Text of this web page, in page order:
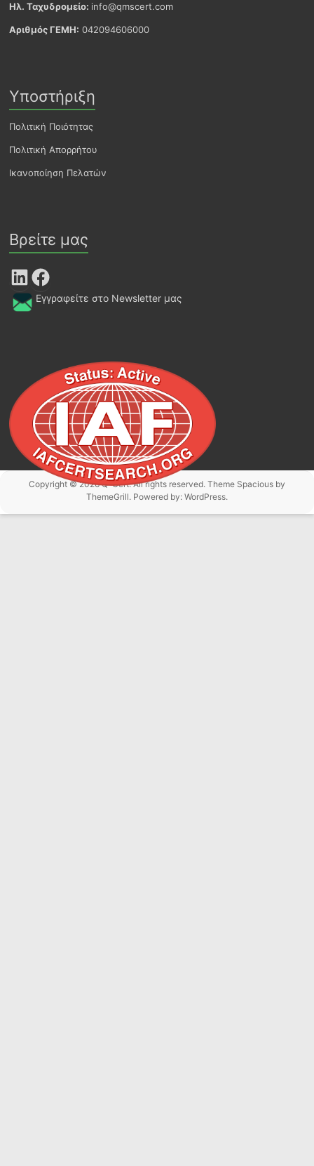
Ηλ. Ταχυδρομείο: info@qmscert.com
Αριθμός ΓΕΜΗ: 042094606000
Υποστήριξη
Πολιτική Ποιότητας
Πολιτική Απορρήτου
Ικανοποίηση Πελατών
Βρείτε μας
LinkedIn Facebook
Εγγραφείτε στο Newsletter μας
Copyright © 2026Q-Cert. All rights reserved. Theme Spaciousby
ThemeGrill. Powered by: WordPress.